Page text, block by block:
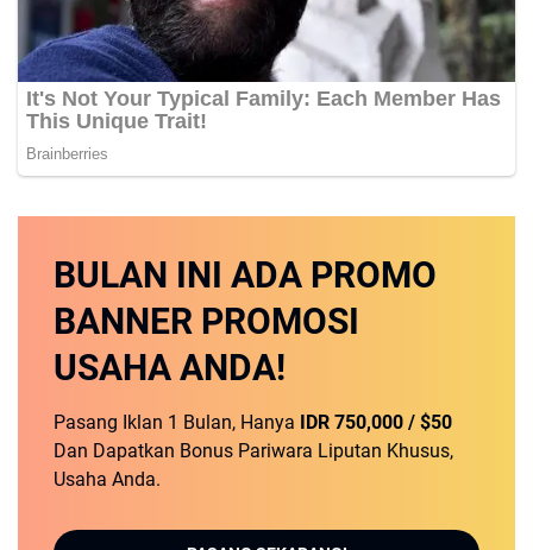
BULAN INI ADA PROMO
BANNER PROMOSI
USAHA ANDA!
Pasang Iklan 1 Bulan, Hanya
IDR 750,000 / $50
Dan Dapatkan Bonus Pariwara Liputan Khusus,
Usaha Anda.